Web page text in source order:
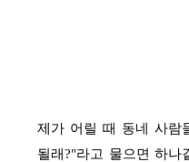
제가 어릴 때 동네 사람
될래?"라고 물으면 하